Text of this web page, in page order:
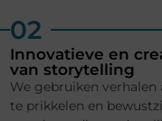
02
Innovatieve en
van storytelling
We gebruiken
te prikkelen en